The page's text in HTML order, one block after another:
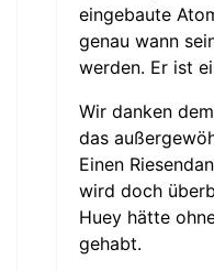
eingebaute
genau wann
werden. Er ist
Wir danken
das
Einen
wird doch
Huey hätte
gehabt.